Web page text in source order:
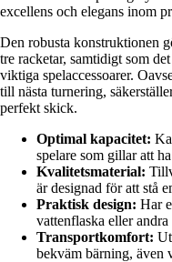
excellens och elegans inom
Den robusta konstruktionen
tre racketar, samtidigt som
viktiga spelaccessoarer.
till nästa turnering,
perfekt skick.
Optimal kapacitet:
spelare som gillar att
Kvalitetsmaterial:
är designad för att stå
Praktisk design: Har
vattenflaska eller andra
Transportkomfort:
bekväm bärning, även